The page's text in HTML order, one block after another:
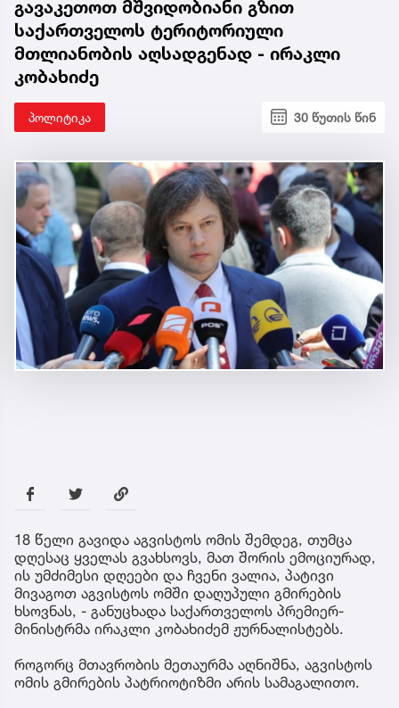
გავაკეთოთ მშვიდობიანი გზით
საქართველოს ტერიტორიული
მთლიანობის აღსადგენად - ირაკლი
კობახიძე
პოლიტიკა 30 წუთის წინ
18 წელი გავიდა აგვისტოს ომის შემდეგ, თუმცა
დღესაც ყველას გვახსოვს, მათ შორის ემოციურად,
ის უმძიმესი დღეები და ჩვენი ვალია, პატივი
მივაგოთ აგვისტოს ომში დაღუპული გმირების
ხსოვნას, - განუცხადა საქართველოს პრემიერ-
მინისტრმა ირაკლი კობახიძემ ჟურნალისტებს.
როგორც მთავრობის მეთაურმა აღნიშნა, აგვისტოს
ომის გმირების პატრიოტიზმი არის სამაგალითო.